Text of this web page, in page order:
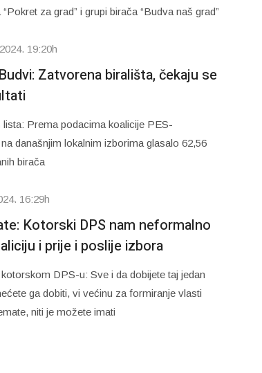
za grad” i grupi birača “Budva naš grad”
19:20h
Zatvorena birališta, čekaju se
lista: Prema podacima koalicije PES-
današnjim lokalnim izborima glasalo 62,56
birača
16:29h
Kotorski DPS nam neformalno
i prije i poslije izbora
DPS-u: Sve i da dobijete taj jedan
ga dobiti, vi većinu za formiranje vlasti
niti je možete imati